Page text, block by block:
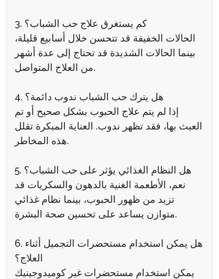
3. كم يستغرق علاج حب الشباب؟
الحالات الخفيفة قد تتحسن خلال أسابيع قليلة،
بينما الحالات الشديدة قد تحتاج إلى عدة أشهر
من العلاج المتواصل.
4. هل يترك حب الشباب ندوب دائمة؟
إذا لم يتم علاج الحبوب بشكل صحيح أو تم
العبث بها، فقد تظهر ندوب. العناية المبكرة تقلل
هذه المخاطر.
5. هل النظام الغذائي يؤثر على حب الشباب؟
نعم، الأطعمة الغنية بالدهون والسكريات قد
تزيد من ظهور الحبوب، بينما نظام غذائي
متوازن يساعد على تحسين صحة البشرة.
6. هل يمكن استخدام مستحضرات التجميل أثناء
العلاج؟
يمكن استخدام مستحضرات غير كوميدوجينيك